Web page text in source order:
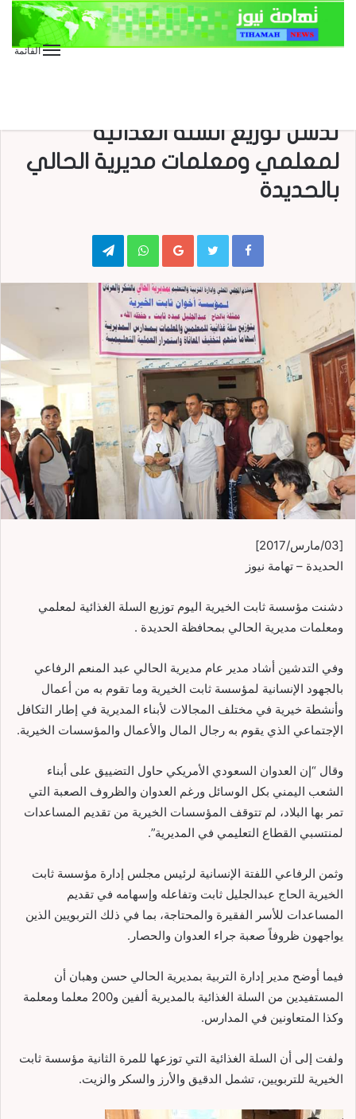
القائمة
تدشن توزيع السلة الغذائية
لمعلمي ومعلمات مديرية الحالي
بالحديدة
Google+
WhatsApp
Telegram
[03/مارس/2017]
الحديدة – تهامة نيوز
دشنت مؤسسة ثابت الخيرية اليوم توزيع السلة الغذائية لمعلمي
ومعلمات مديرية الحالي بمحافظة الحديدة .
وفي التدشين أشاد مدير عام مديرية الحالي عبد المنعم الرفاعي
بالجهود الإنسانية لمؤسسة ثابت الخيرية وما تقوم به من أعمال
وأنشطة خيرية في مختلف المجالات لأبناء المديرية في إطار التكافل
الإجتماعي الذي يقوم به رجال المال والأعمال والمؤسسات الخيرية.
وقال “إن العدوان السعودي الأمريكي حاول التضييق على أبناء
الشعب اليمني بكل الوسائل ورغم العدوان والظروف الصعبة التي
تمر بها البلاد، لم تتوقف المؤسسات الخيرية من تقديم المساعدات
لمنتسبي القطاع التعليمي في المديرية”.
وثمن الرفاعي اللفتة الإنسانية لرئيس مجلس إدارة مؤسسة ثابت
الخيرية الحاج عبدالجليل ثابت وتفاعله وإسهامه في تقديم
المساعدات للأسر الفقيرة والمحتاجة، بما في ذلك التربويين الذين
يواجهون ظروفاً صعبة جراء العدوان والحصار.
فيما أوضح مدير إدارة التربية بمديرية الحالي حسن وهبان أن
المستفيدين من السلة الغذائية بالمديرية ألفين و200 معلما ومعلمة
وكذا المتعاونين في المدارس.
ولفت إلى أن السلة الغذائية التي توزعها للمرة الثانية مؤسسة ثابت
الخيرية للتربويين، تشمل الدقيق والأرز والسكر والزيت.